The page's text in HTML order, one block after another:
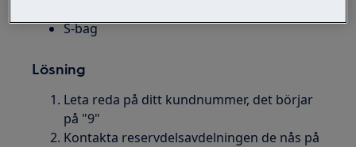
S-bag
Lösning
Leta reda på ditt kundnummer, det börjar
på "9"
Kontakta reservdelsavdelningen de nås på